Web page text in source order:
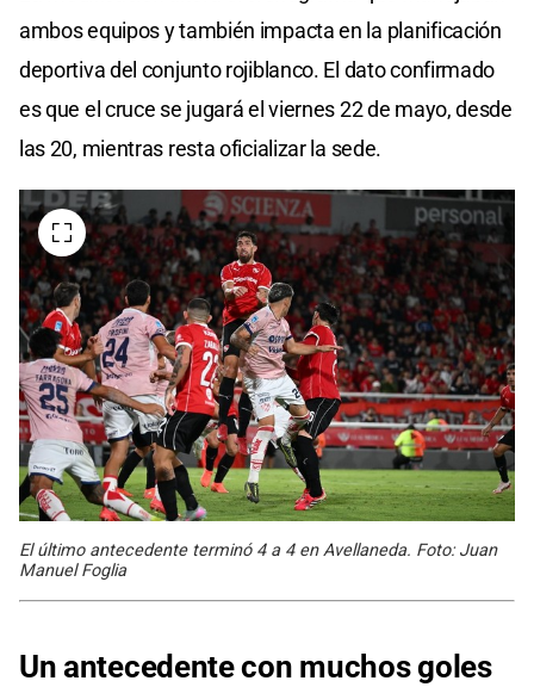
ambos equipos y también impacta en la planificación
deportiva del conjunto rojiblanco. El dato confirmado
es que el cruce se jugará el viernes 22 de mayo, desde
las 20, mientras resta oficializar la sede.
El último antecedente terminó 4 a 4 en Avellaneda. Foto: Juan
Manuel Foglia
Un antecedente con muchos goles